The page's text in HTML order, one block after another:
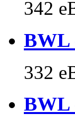
342
BWL
332
BWL